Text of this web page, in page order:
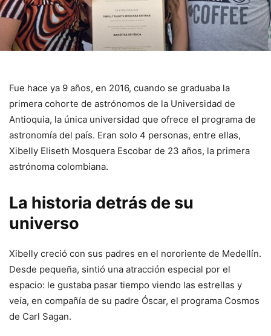
Fue hace ya 9 años, en 2016, cuando se graduaba la
primera cohorte de astrónomos de la Universidad de
Antioquia, la única universidad que ofrece el programa de
astronomía del país. Eran solo 4 personas, entre ellas,
Xibelly Eliseth Mosquera Escobar de 23 años, la primera
astrónoma colombiana.
La historia detrás de su
universo
Xibelly creció con sus padres en el nororiente de Medellín.
Desde pequeña, sintió una atracción especial por el
espacio: le gustaba pasar tiempo viendo las estrellas y
veía, en compañía de su padre Óscar, el programa Cosmos
de Carl Sagan.